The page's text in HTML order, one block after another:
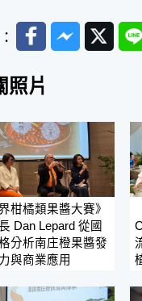
FacebookMessenger
TwitterLine
照片
柑橘類果醬大賽》
Dan Lepard 從國
分析南庄橙果醬發
與商業應用